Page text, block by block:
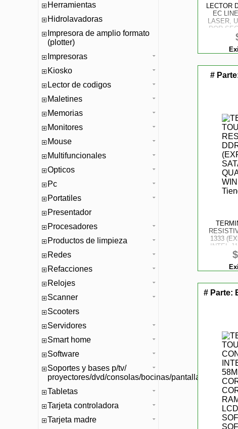
Herramientas
Hidrolavadoras
Impresora de amplio formato
(plotter)
Impresoras
Kiosko
Lector de codigos
Maletines
Memorias
Monitores
Mouse
Multifuncionales
Opticos
Pc
Portatiles
Presentador
Procesadores
Productos de limpieza
Redes
Refacciones
Relojes
Scanner
Scooters
Servidores
Smart home
Software
Soportes y bases p/tv/
proyectores/dvd/consolas/bocinas/pantallas/
Tabletas
Tarjeta controladora
Tarjeta madre
LECTOR
EC
LASER,
POR
#
1333
INTEL
$
# Parte: